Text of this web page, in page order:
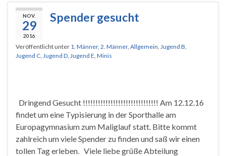
NOV.
29
2016
Spender gesucht
Veröffentlicht unter 1. Männer, 2. Männer, Allgemein Jugend B
Jugend C Jugend D Jugend E Minis
Dringend Gesucht !!!!!!!!!!!!!!!!!!!!!!!!!!!!!! Am 12.12.16
findet um eine Typisierung in der Sporthalle am
Europagymnasium zum Maliglauf statt. Bitte kommt
zahlreich um viele Spender zu finden und saß wir einen
tollen Tag erleben. Viele liebe grüße Abteilung